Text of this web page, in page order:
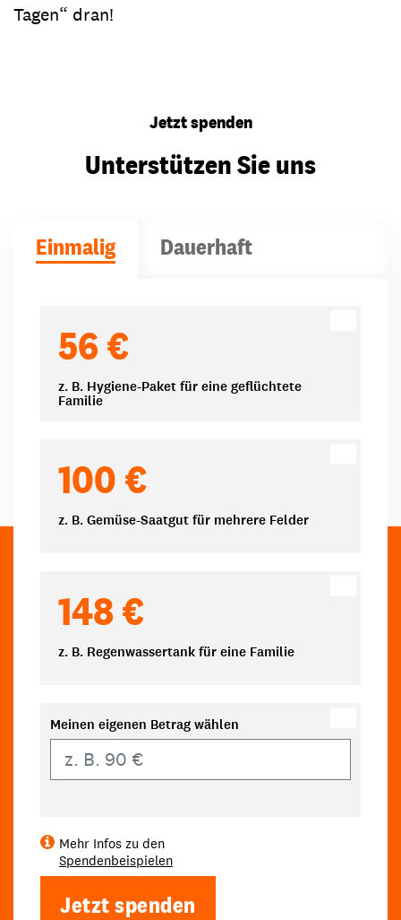
Tagen“ dran!
Jetzt spenden
Unterstützen Sie uns
Einmalig Dauerhaft
56 €
z. B. Hygiene-Paket für eine geflüchtete
Familie
100 €
z. B. Gemüse-Saatgut für mehrere Felder
148 €
z. B. Regenwassertank für eine Familie
Meinen eigenen Betrag wählen
Mehr Infos zu den
Spendenbeispielen
Jetzt spenden